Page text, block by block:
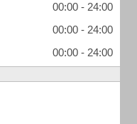
00:00 - 24:00
00:00 - 24:00
00:00 - 24:00